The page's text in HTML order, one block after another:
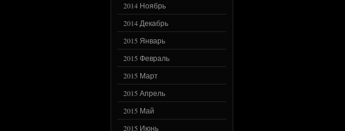
2014 Ноябрь
2014 Декабрь
2015 Январь
2015 Февраль
2015 Март
2015 Апрель
2015 Май
2015 Июнь